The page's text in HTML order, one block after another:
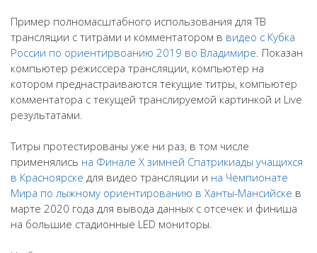
Пример полномасштабного использования для ТВ
трансляции с титрами и комментатором в видео с Кубка
России по ориентирвоанию 2019 во Владимире . Показан
компьютер режиссера трансляции, компьютер на
котором преднастраиваются текущие титры, компьютер
комментатора с текущей транслируемой картинкой и Live
результатами.
Титры протестированы уже ни раз, в том числе
применялись на Финале Х зимней Спатрикиады учащихся
в Красноярске для видео трансляции и на Чемпионате
Мира по лыжному ориентированию в Ханты-Мансийске в
марте 2020 года для вывода данных с отсечек и финиша
на большие стадионные LED мониторы.